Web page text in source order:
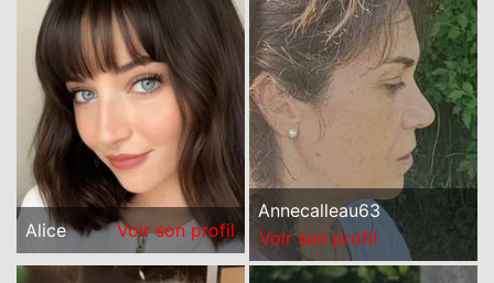
Alice Voir son profil
Annecalleau63
Voir son profil